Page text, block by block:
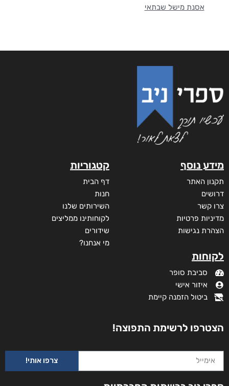
אסנת מישל שבתאי
מידע נוסף
תקנון האתר
דרושים
צרו קשר
מדיניות פרטיות
הצהרת נגישות
לקוחות
סביבת סופר
איזור אישי
ביטול הזמנה קיימת
קטגוריות
דף הבית
חנות
השירותים שלנו
לקוחותינו ממליצים
שידורים
מי אנחנו?
הצטרפו לרשימת התפוצה!
צרפו אותי!